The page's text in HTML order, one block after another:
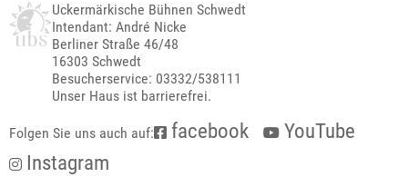
Uckermärkische Bühnen Schwedt
Intendant: André Nicke
Berliner Straße 46/48
16303 Schwedt
Besucherservice: 03332/538111
Unser Haus ist barrierefrei.
Folgen Sie uns auch auf: facebook
YouTube
Instagram